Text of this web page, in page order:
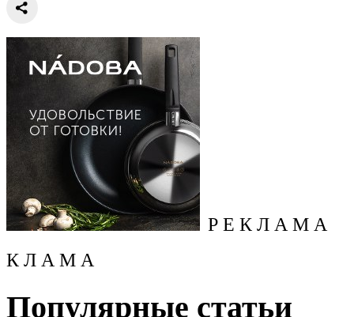
Р Е К Л А М А
К Л А М А
Популярные статьи